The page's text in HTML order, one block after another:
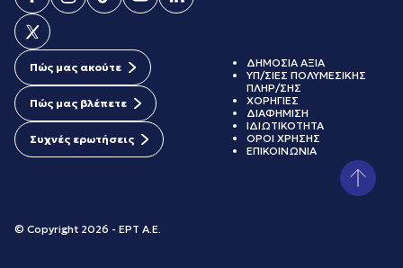
Πώς μας ακούτε
Πώς μας βλέπετε
Συχνές ερωτήσεις
© Copyright 2026 - ΕΡΤ Α.Ε.
ΔΗΜΟΣΙΑ ΑΞΙΑ
ΥΠ/ΣΙΕΣ ΠΟΛΥΜΕΣΙΚΗΣ
ΠΛΗΡ/ΣΗΣ
ΧΟΡΗΓΙΕΣ
ΔΙΑΦΗΜΙΣΗ
ΙΔΙΩΤΙΚΟΤΗΤΑ
ΟΡΟΙ ΧΡΗΣΗΣ
ΕΠΙΚΟΙΝΩΝΙΑ